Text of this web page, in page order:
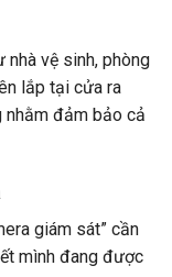
nhà vệ sinh, phòng
lắp tại cửa ra
nhằm đảm bảo cả
giám sát” cần
mình đang được